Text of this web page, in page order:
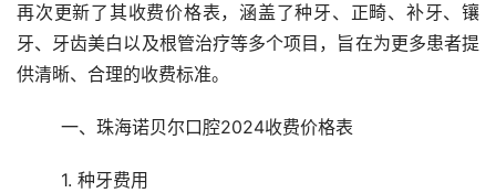
再次更新了其收费价格表，涵盖了种牙、正畸、补牙、镶
牙、牙齿美白以及根管治疗等多个项目，旨在为更多患者提
供清晰、合理的收费标准。
	一、珠海诺贝尔口腔2024收费价格表
	1. 种牙费用